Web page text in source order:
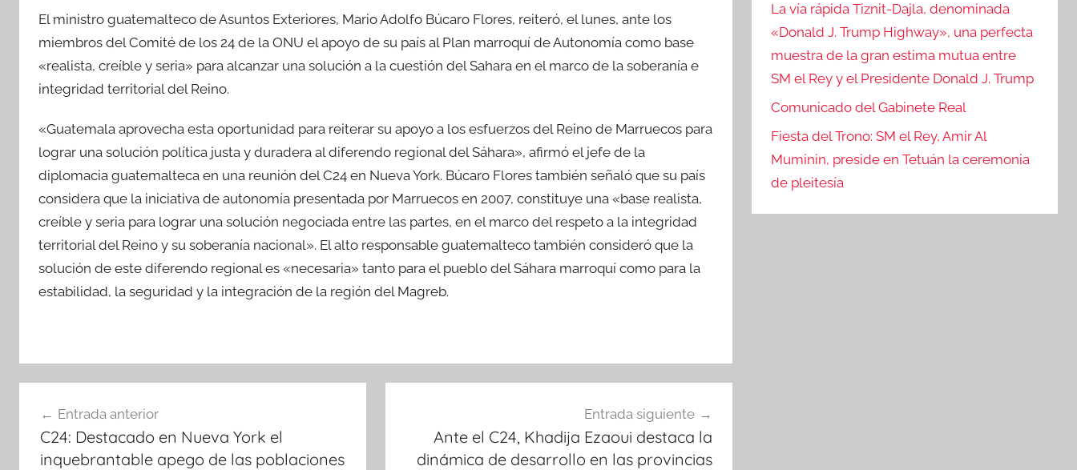
El ministro guatemalteco de Asuntos Exteriores, Mario Adolfo Búcaro Flores, reiteró, el lunes, ante los
miembros del Comité de los 24 de la ONU el apoyo de su país al Plan marroquí de Autonomía como base
«realista, creíble y seria» para alcanzar una solución a la cuestión del Sahara en el marco de la soberanía e
integridad territorial del Reino.
«Guatemala aprovecha esta oportunidad para reiterar su apoyo a los esfuerzos del Reino de Marruecos para
lograr una solución política justa y duradera al diferendo regional del Sáhara», afirmó el jefe de la
diplomacia guatemalteca en una reunión del C24 en Nueva York. Búcaro Flores también señaló que su país
considera que la iniciativa de autonomía presentada por Marruecos en 2007, constituye una «base realista,
creíble y seria para lograr una solución negociada entre las partes, en el marco del respeto a la integridad
territorial del Reino y su soberanía nacional». El alto responsable guatemalteco también consideró que la
solución de este diferendo regional es «necesaria» tanto para el pueblo del Sáhara marroquí como para la
estabilidad, la seguridad y la integración de la región del Magreb.
de
entradas
Entrada anterior
C24: Destacado en Nueva York el
inquebrantable apego de las poblaciones
Entrada siguiente
Ante el C24, Khadija Ezaoui destaca la
dinámica de desarrollo en las provincias
La vía rápida Tiznit-Dajla, denominada
«Donald J. Trump Highway», una perfecta
muestra de la gran estima mutua entre
SM el Rey y el Presidente Donald J. Trump
Comunicado del Gabinete Real
Fiesta del Trono: SM el Rey, Amir Al
Muminin, preside en Tetuán la ceremonia
de pleitesía